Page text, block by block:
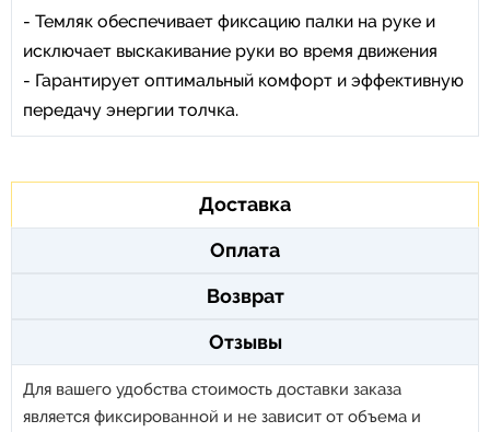
- Темляк обеспечивает фиксацию палки на руке и
исключает выскакивание руки во время движения
- Гарантирует оптимальный комфорт и эффективную
передачу энергии толчка.
Доставка
Оплата
Возврат
Отзывы
Для вашего удобства стоимость доставки заказа
является фиксированной и не зависит от объема и